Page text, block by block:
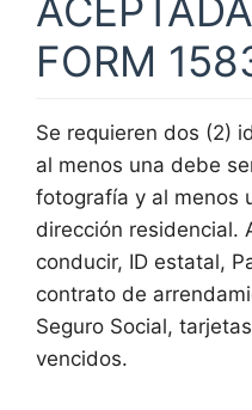
FORM
Se requieren dos (2)
al menos una debe
fotografía y al menos
dirección residencial.
conducir, ID estatal,
contrato de
Seguro Social,
vencidos.